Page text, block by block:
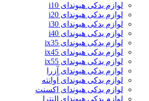
لوازم یدکی هیوندای i10
لوازم یدکی هیوندای i20
لوازم یدکی هیوندای i30
لوازم یدکی هیوندای i40
لوازم یدکی هیوندای ix35
لوازم یدکی هیوندای ix45
لوازم یدکی هیوندای ix55
لوازم یدکی هیوندای آزرا
لوازم یدکی هیوندای آوانته
لوازم یدکی هیوندای اکسنت
لوازم یدکی هیوندای النترا